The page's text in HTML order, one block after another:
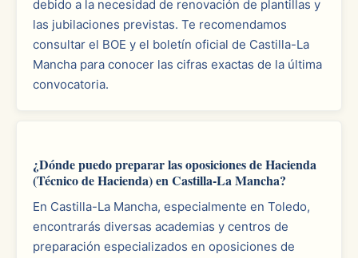
debido a la necesidad de renovación de plantillas y
las jubilaciones previstas. Te recomendamos
consultar el BOE y el boletín oficial de Castilla-La
Mancha para conocer las cifras exactas de la última
convocatoria.
¿Dónde puedo preparar las oposiciones de Hacienda
(Técnico de Hacienda) en Castilla-La Mancha?
En Castilla-La Mancha, especialmente en Toledo,
encontrarás diversas academias y centros de
preparación especializados en oposiciones de